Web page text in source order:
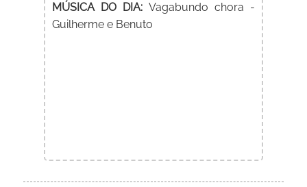
MÚSICA DO DIA: Vagabundo chora -
Guilherme e Benuto